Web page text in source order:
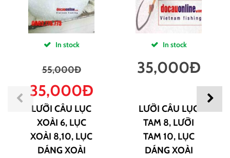
In stock
55,000Đ
35,000Đ
LƯỠI CÂU LỤC
XOÀI 6, LỤC
XOÀI 8,10, LỤC
DÁNG XOÀI
In stock
35,000Đ
LƯỠI CÂU LỤC
TAM 8, LƯỠI
TAM 10, LỤC
DÁNG XOÀI